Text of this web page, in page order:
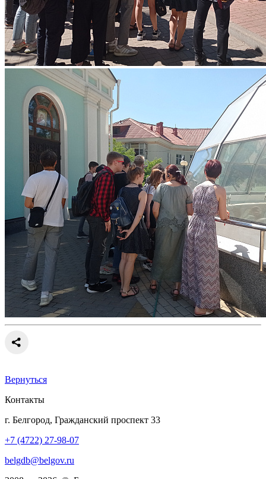
Вернуться
Контакты
г. Белгород, Гражданский проспект 33
+7 (4722) 27-98-07
belgdb@belgov.ru